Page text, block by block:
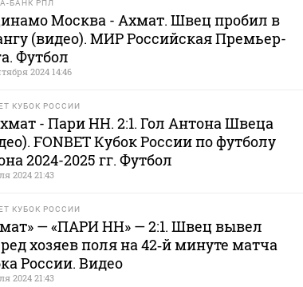
БАНК РПЛ
Москва - Ахмат. Швец пробил в
(видео). МИР Российская Премьер-
Футбол
2024 14:46
КУБОК РОССИИ
- Пари НН. 2:1. Гол Антона Швеца
FONBET Кубок России по футболу
2024-2025 гг. Футбол
2024 21:43
КУБОК РОССИИ
— «ПАРИ НН» — 2:1. Швец вывел
хозяев поля на 42‑й минуте матча
России. Видео
2024 21:43